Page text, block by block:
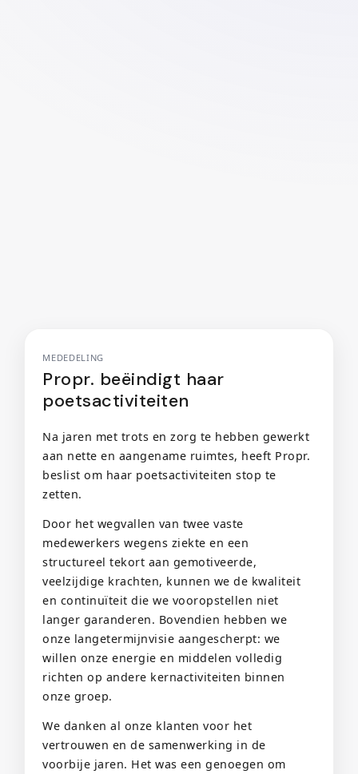
MEDEDELING
Propr. beëindigt haar
poetsactiviteiten
Na jaren met trots en zorg te hebben gewerkt
aan nette en aangename ruimtes, heeft Propr.
beslist om haar poetsactiviteiten stop te
zetten.
Door het wegvallen van twee vaste
medewerkers wegens ziekte en een
structureel tekort aan gemotiveerde,
veelzijdige krachten, kunnen we de kwaliteit
en continuïteit die we vooropstellen niet
langer garanderen. Bovendien hebben we
onze langetermijnvisie aangescherpt: we
willen onze energie en middelen volledig
richten op andere kernactiviteiten binnen
onze groep.
We danken al onze klanten voor het
vertrouwen en de samenwerking in de
voorbije jaren. Het was een genoegen om